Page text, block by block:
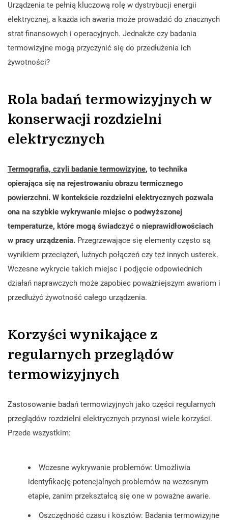
Urządzenia te pełnią kluczową rolę w dystrybucji energii
elektrycznej, a każda ich awaria może prowadzić do znacznych
strat finansowych i operacyjnych. Jednakże czy badania
termowizyjne mogą przyczynić się do przedłużenia ich
żywotności?
Rola badań termowizyjnych w
konserwacji rozdzielni
elektrycznych
Termografia, czyli badanie termowizyjne, to technika
opierająca się na rejestrowaniu obrazu termicznego
powierzchni. W kontekście rozdzielni elektrycznych pozwala
ona na szybkie wykrywanie miejsc o podwyższonej
temperaturze, które mogą świadczyć o nieprawidłowościach
w pracy urządzenia. Przegrzewające się elementy często są
wynikiem przeciążeń, luźnych połączeń czy też innych usterek.
Wczesne wykrycie takich miejsc i podjęcie odpowiednich
działań naprawczych może zapobiec poważniejszym awariom i
przedłużyć żywotność całego urządzenia.
Korzyści wynikające z
regularnych przeglądów
termowizyjnych
Zastosowanie badań termowizyjnych jako części regularnych
przeglądów rozdzielni elektrycznych przynosi wiele korzyści.
Przede wszystkim:
Wczesne wykrywanie problemów: Umożliwia
identyfikację potencjalnych problemów na wczesnym
etapie, zanim przekształcą się one w poważne awarie.
Oszczędność czasu i kosztów: Badania termowizyjne